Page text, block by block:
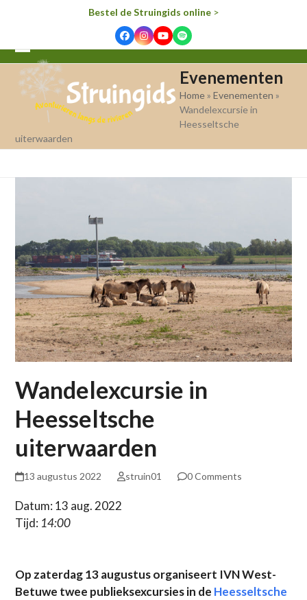
Bestel de Struingids online>
FacebookInstagram
YouTube
Spotify
Open
mobile
menu
Close
mobile
menu
Evenementen
Home »Evenementen »
Wandelexcursie in
Heesseltsche
uiterwaarden
Wandelexcursie in
Heesseltsche
uiterwaarden
13 augustus 2022 struin01 0 Comments
Datum: 13 aug. 2022
Tijd: 14:00
Op zaterdag 13 augustus organiseert IVN West-
Betuwe twee publieksexcursies in de Heesseltsche